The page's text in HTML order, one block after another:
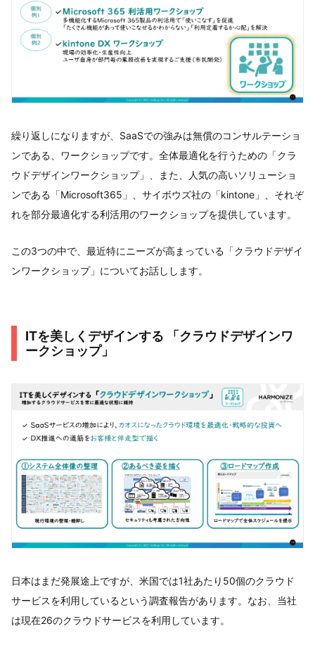
繰り返しになりますが、SaaSでの強みは無償のコンサルテーショ
ンである、ワークショップです。全体最適化を行うための「クラ
ウドデザインワークショップ」、また、人気の高いソリューショ
ンである「Microsoft365」、サイボウズ社の「kintone」、それぞ
れを部分最適化する利活用のワークショップを提供しています。
この3つの中で、最近特にニーズが高まっている「クラウドデザイ
ンワークショップ」についてお話しします。
ITを美しくデザインする 「クラウドデザインワ
ークショップ」
日本はまだ発展途上ですが、米国では1社あたり50個のクラウド
サービスを利用しているという調査報告があります。なお、当社
は現在26のクラウドサービスを利用しています。